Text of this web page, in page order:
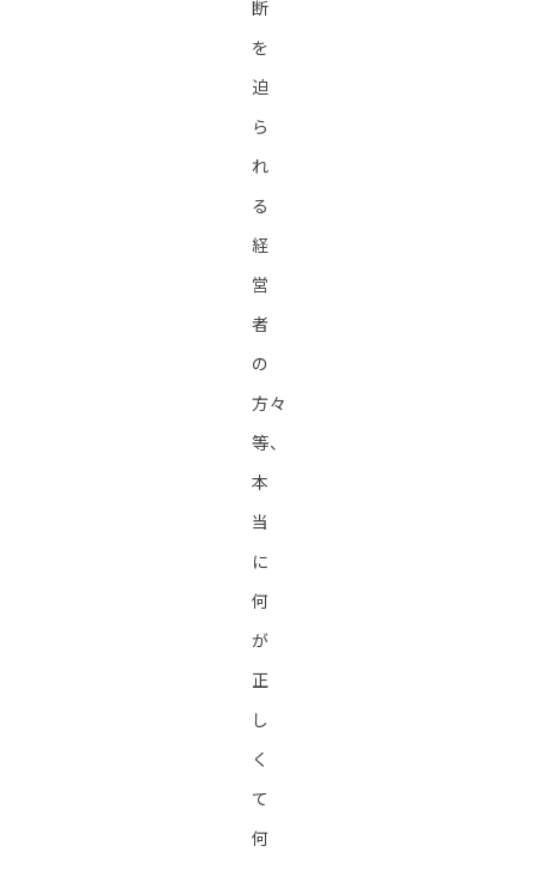
断
を
迫
ら
れ
る
経
営
者
の
方々
等、
本
当
に
何
が
正
し
く
て
何